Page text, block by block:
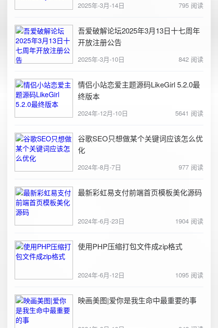
2025年-3月-14日 795 阅读
吾爱破解论坛2025年3月13日十七周年
开放注册公告
2025年-3月-10日 842 阅读
情侣小站恋爱主题源码LikeGirl 5.2.0最
终版本
2024年-12月-10日 5641 阅读
谷歌SEO只想做某个关键词应该怎么优
化
2024年-8月-7日 977 阅读
最新彩虹易支付前端首页模板美化源码
2024年-6月-23日 1904 阅读
使用PHP压缩打包文件成zip格式
2024年-6月-12日 1095 阅读
映画美图|爱你是我生命中最重要的事